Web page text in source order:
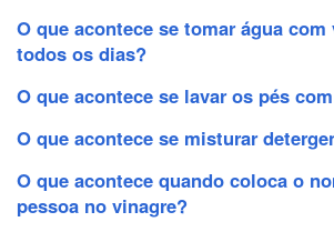
O que acontece se tomar água com
todos os dias?
O que acontece se lavar os pés
O que acontece se misturar
O que acontece quando coloca o
pessoa no vinagre?